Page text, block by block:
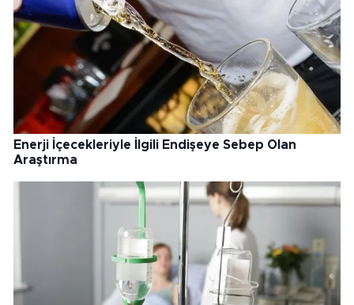
Enerji İçecekleriyle İlgili Endişeye Sebep Olan
Araştırma